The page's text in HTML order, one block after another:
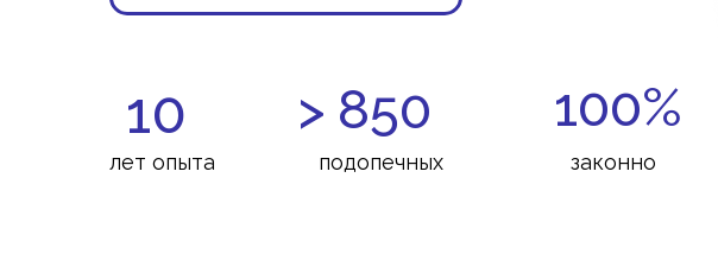
10
лет опыта
> 850
подопечных
100%
законно